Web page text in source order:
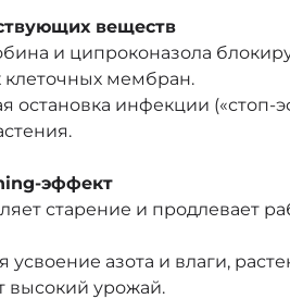
веществ
и ципроконазола
клеточных мембран.
остановка инфекции («стоп-
эффект
старение и продлевает
усвоение азота и влаги,
урожай.